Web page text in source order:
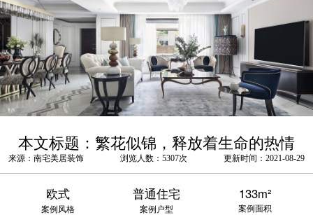
本文标题：繁花似锦，释放着生命的热情
来源：南宅美居装饰 浏览人数：5307次 更新时间：2021-08-29
欧式
案例风格
普通住宅
案例户型
133m²
案例面积